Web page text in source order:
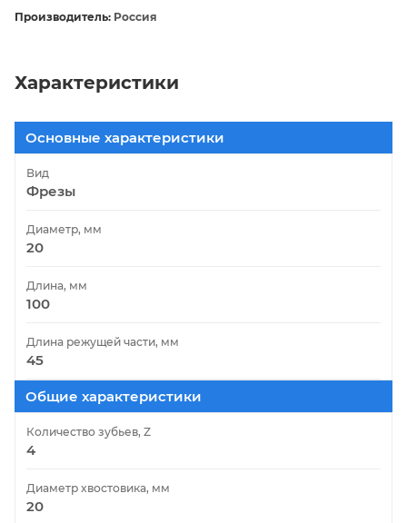
Производитель: Россия
Характеристики
Основные характеристики
Вид
Фрезы
Диаметр, мм
20
Длина, мм
100
Длина режущей части, мм
45
Общие характеристики
Количество зубьев, Z
4
Диаметр хвостовика, мм
20